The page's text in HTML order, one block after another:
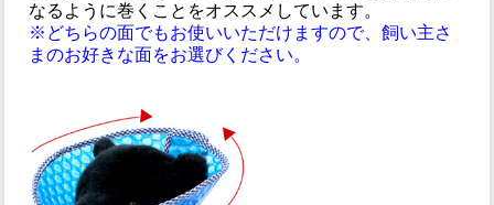
なるように巻くことをオススメしています。
※どちらの面でもお使いいただけますので、飼い主さ
まのお好きな面をお選びください。